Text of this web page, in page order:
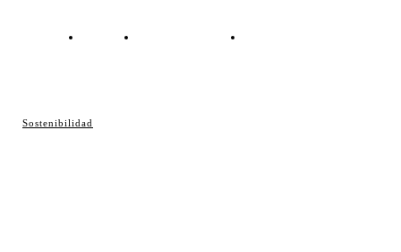
Sostenibilidad
Contacto Política de cookies